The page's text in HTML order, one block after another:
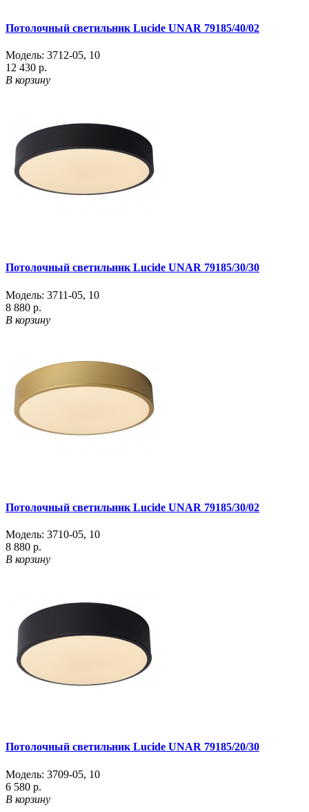
Потолочный светильник Lucide UNAR 79185/40/02
Модель: 3712-05, 10
12 430 р.
В корзину
Потолочный светильник Lucide UNAR 79185/30/30
Модель: 3711-05, 10
8 880 р.
В корзину
Потолочный светильник Lucide UNAR 79185/30/02
Модель: 3710-05, 10
8 880 р.
В корзину
Потолочный светильник Lucide UNAR 79185/20/30
Модель: 3709-05, 10
6 580 р.
В корзину